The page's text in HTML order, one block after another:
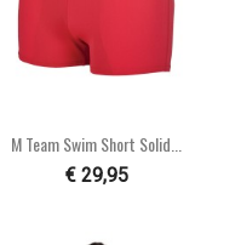
M Team Swim Short Solid...
€ 29,95